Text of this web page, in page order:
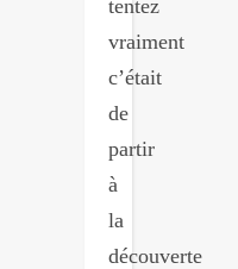
tentez
vraiment
c’était
de
partir
à
la
découverte